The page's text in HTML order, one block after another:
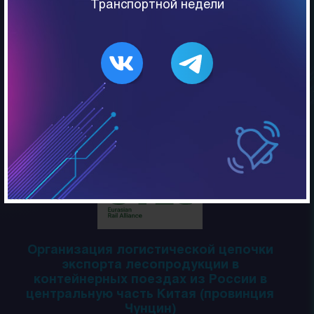
Транспортной недели
Евразийский агроэкспресс
АО «РЖД Логистика», АО КТЖ «Экспресс» (оператор
от Республики Казахстан), ООО «Бремино групп»
(Республика Беларусь), АО «Славтранс-Сервис»
(Российская Федерация), АО «Российский экспортный
центр» (Российская Федерация)
Организация логистической цепочки
экспорта лесопродукции в
контейнерных поездах из России в
центральную часть Китая (провинция
Чунцин)